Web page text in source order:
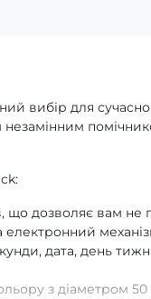
вибір для
що дозволяє вам
дата, день
з діаметром